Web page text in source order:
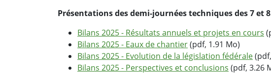
Présentations des demi-journées techniques des 7 et
Bilans 2025 - Résultats annuels et projets en cours
Bilans 2025 - Eaux de chantier(pdf, 1.91 Mo)
Bilans 2025 - Evolution de la législation fédérale
Bilans 2025 - Perspectives et conclusions (pdf, 3.26